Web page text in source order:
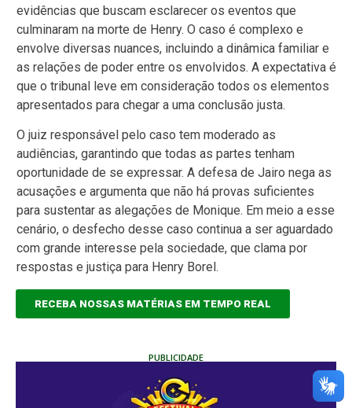
evidências que buscam esclarecer os eventos que
culminaram na morte de Henry. O caso é complexo e
envolve diversas nuances, incluindo a dinâmica familiar e
as relações de poder entre os envolvidos. A expectativa é
que o tribunal leve em consideração todos os elementos
apresentados para chegar a uma conclusão justa.
O juiz responsável pelo caso tem moderado as
audiências, garantindo que todas as partes tenham
oportunidade de se expressar. A defesa de Jairo nega as
acusações e argumenta que não há provas suficientes
para sustentar as alegações de Monique. Em meio a esse
cenário, o desfecho desse caso continua a ser aguardado
com grande interesse pela sociedade, que clama por
respostas e justiça para Henry Borel.
RECEBA NOSSAS MATÉRIAS EM TEMPO REAL
PUBLICIDADE